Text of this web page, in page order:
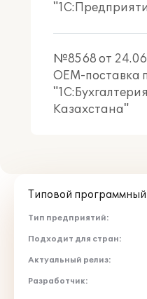
№8568 от
OEM-поставка
Казахстана"
Типовой программный
Тип предприятий:
Подходит для стран:
Актуальный релиз:
Разработчик: